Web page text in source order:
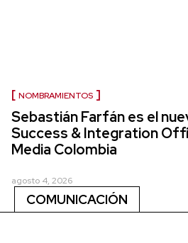
NOMBRAMIENTOS
Sebastián Farfán es el
Success & Integration
Media Colombia
agosto 4, 2026
COMUNICACIÓN